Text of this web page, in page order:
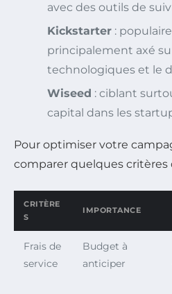
avec des outils de
Kickstarter :
principalement axé
technologiques et le
Wiseed : ciblant
capital dans les
Pour optimiser votre
comparer quelques
CRITÈRE
S
IMPORTANCE
Frais de
service
Budget à
anticiper